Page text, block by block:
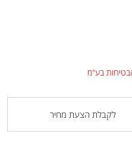
לקבלת הצעת מחיר